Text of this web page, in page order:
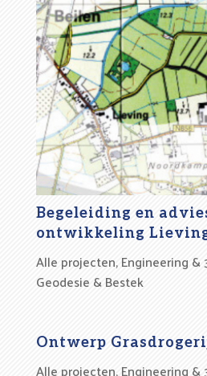
Begeleiding en
ontwikkeling
Alle projecten,Engineering &
Geodesie & Bestek
Ontwerp
Alle projecten,Engineering &